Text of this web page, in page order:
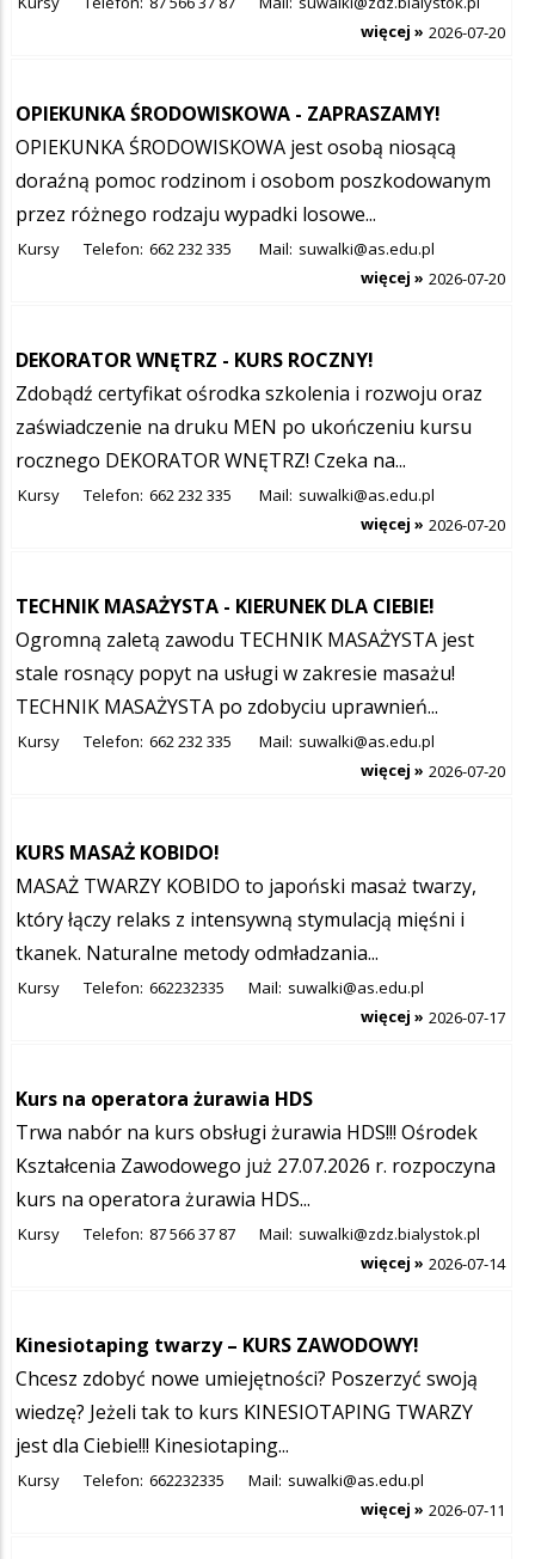
2026-07-20
więcej »
OPIEKUNKA ŚRODOWISKOWA - ZAPRASZAMY!
OPIEKUNKA ŚRODOWISKOWA jest osobą niosącą
doraźną pomoc rodzinom i osobom poszkodowanym
przez różnego rodzaju wypadki losowe...
Kursy Telefon: 662 232 335 Mail: suwalki@as.edu.pl
2026-07-20
więcej »
DEKORATOR WNĘTRZ - KURS ROCZNY!
Zdobądź certyfikat ośrodka szkolenia i rozwoju oraz
zaświadczenie na druku MEN po ukończeniu kursu
rocznego DEKORATOR WNĘTRZ! Czeka na...
Kursy Telefon: 662 232 335 Mail: suwalki@as.edu.pl
2026-07-20
więcej »
TECHNIK MASAŻYSTA - KIERUNEK DLA CIEBIE!
Ogromną zaletą zawodu TECHNIK MASAŻYSTA jest
stale rosnący popyt na usługi w zakresie masażu!
TECHNIK MASAŻYSTA po zdobyciu uprawnień...
Kursy Telefon: 662 232 335 Mail: suwalki@as.edu.pl
2026-07-20
więcej »
KURS MASAŻ KOBIDO!
MASAŻ TWARZY KOBIDO to japoński masaż twarzy,
który łączy relaks z intensywną stymulacją mięśni i
tkanek. Naturalne metody odmładzania...
Kursy Telefon: 662232335 Mail: suwalki@as.edu.pl
2026-07-17
więcej »
Kurs na operatora żurawia HDS
Trwa nabór na kurs obsługi żurawia HDS!!! Ośrodek
Kształcenia Zawodowego już 27.07.2026 r. rozpoczyna
kurs na operatora żurawia HDS...
Kursy Telefon: 87 566 37 87 Mail: suwalki@zdz.bialystok.pl
2026-07-14
więcej »
Kinesiotaping twarzy – KURS ZAWODOWY!
Chcesz zdobyć nowe umiejętności? Poszerzyć swoją
wiedzę? Jeżeli tak to kurs KINESIOTAPING TWARZY
jest dla Ciebie!!! Kinesiotaping...
Kursy Telefon: 662232335 Mail: suwalki@as.edu.pl
2026-07-11
więcej »